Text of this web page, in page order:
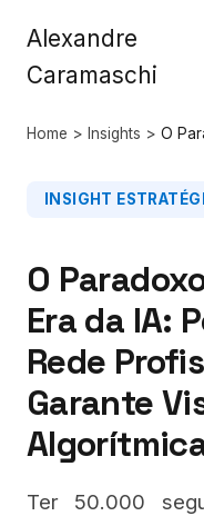
Alexandre
Caramaschi
Home > Insights > O
INSIGHT
O
Era da IA:
Rede
Garante
Ter 50.000